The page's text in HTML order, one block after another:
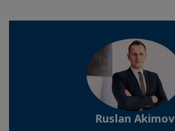
Ruslan Akimov